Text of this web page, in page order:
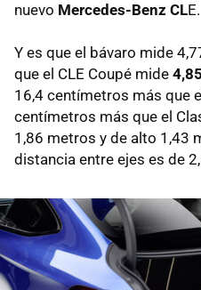
nuevo Mercedes-Benz CLE.
Y es que el bávaro mide
que el CLE Coupé mide
16,4 centímetros más que
centímetros más que el
1,86 metros y de alto 1,43
distancia entre ejes es de